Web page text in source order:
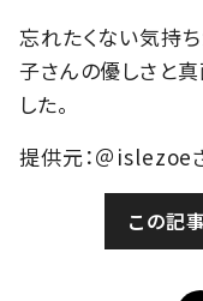
忘れたくない気持ち
子さんの優しさと
した。
提供元：＠islezoe
この記